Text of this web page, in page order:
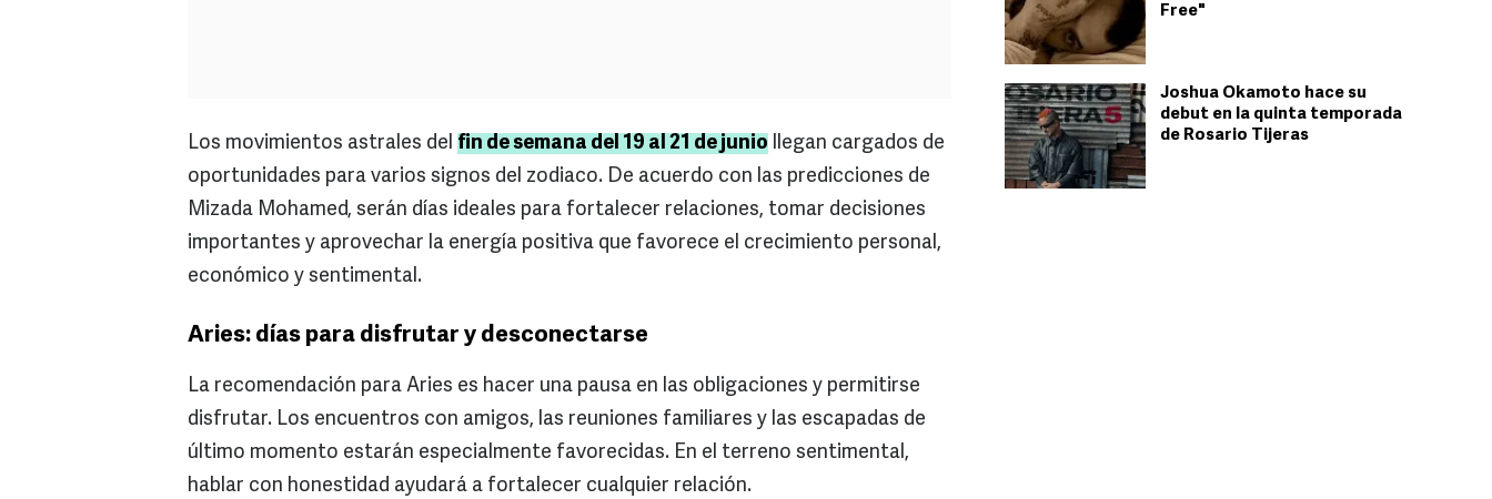
Free"
Joshua Okamoto hace su
debut en la quinta temporada
de Rosario Tijeras
Los movimientos astrales del fin de semana del 19 al 21 de junio llegan cargados de
oportunidades para varios signos del zodiaco. De acuerdo con las predicciones de
Mizada Mohamed, serán días ideales para fortalecer relaciones, tomar decisiones
importantes y aprovechar la energía positiva que favorece el crecimiento personal,
económico y sentimental.
Aries: días para disfrutar y desconectarse
La recomendación para Aries es hacer una pausa en las obligaciones y permitirse
disfrutar. Los encuentros con amigos, las reuniones familiares y las escapadas de
último momento estarán especialmente favorecidas. En el terreno sentimental,
hablar con honestidad ayudará a fortalecer cualquier relación.